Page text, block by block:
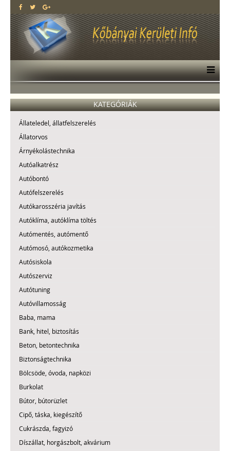
KATEGÓRIÁK
Állateledel, állatfelszerelés
Állatorvos
Árnyékolástechnika
Autóalkatrész
Autóbontó
Autófelszerelés
Autókarosszéria javítás
Autóklíma, autóklíma töltés
Autómentés, autómentő
Autómosó, autókozmetika
Autósiskola
Autószerviz
Autótuning
Autóvillamosság
Baba, mama
Bank, hitel, biztosítás
Beton, betontechnika
Biztonságtechnika
Bölcsöde, óvoda, napközi
Burkolat
Bútor, bútorüzlet
Cipő, táska, kiegészítő
Cukrászda, fagyizó
Díszállat, horgászbolt, akvárium